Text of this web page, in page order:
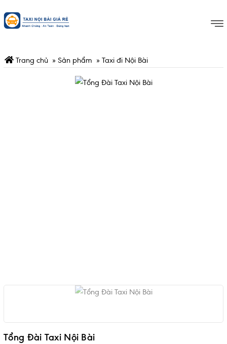
Trang chủ » Sản phẩm » Taxi đi Nội Bài
Tổng Đài Taxi Nội Bài